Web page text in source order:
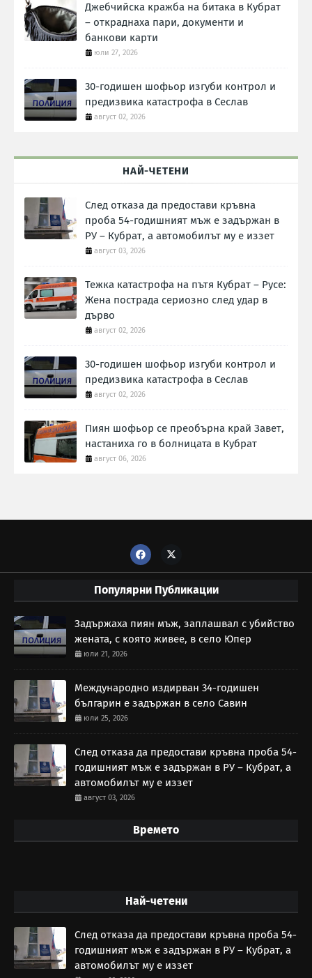
Джебчийска кражба на битака в Кубрат
– откраднаха пари, документи и
банкови карти
юли 27, 2026
30-годишен шофьор изгуби контрол и
предизвика катастрофа в Сеслав
август 02, 2026
НАЙ-ЧЕТЕНИ
След отказа да предостави кръвна
проба 54-годишният мъж е задържан в
РУ – Кубрат, а автомобилът му е иззет
август 03, 2026
Тежка катастрофа на пътя Кубрат – Русе:
Жена пострада сериозно след удар в
дърво
август 02, 2026
30-годишен шофьор изгуби контрол и
предизвика катастрофа в Сеслав
август 02, 2026
Пиян шофьор се преобърна край Завет,
настаниха го в болницата в Кубрат
август 06, 2026
Популярни Публикации
Задържаха пиян мъж, заплашвал с убийство
жената, с която живее, в село Юпер
юли 21, 2026
Международно издирван 34-годишен
българин е задържан в село Савин
юли 25, 2026
След отказа да предостави кръвна проба 54-
годишният мъж е задържан в РУ – Кубрат, а
автомобилът му е иззет
август 03, 2026
Времето
Най-четени
След отказа да предостави кръвна проба 54-
годишният мъж е задържан в РУ – Кубрат, а
автомобилът му е иззет